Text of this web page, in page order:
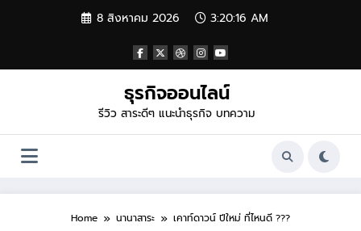
8 สิงหาคม 2026 3:20:17 AM
ธุรกิจออนไลน์
รีวิว สาระดีๆ แนะนำธุรกิจ บทความ
Home นานาสาระ เคาท์ดาวน์ ปีใหม่ ที่ไหนดี ???